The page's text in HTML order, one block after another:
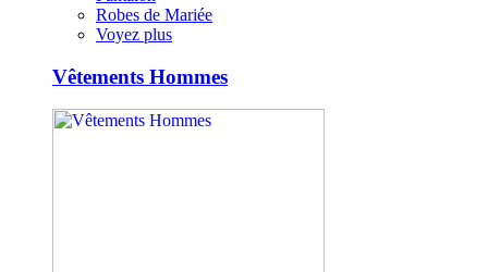
Robes de Mariée
Voyez plus
Vêtements Hommes